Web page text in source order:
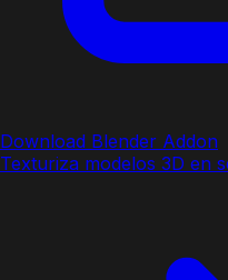
Download Blender Addon
Texturiza modelos 3D en